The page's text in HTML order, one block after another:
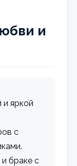
и
и яркой
с
браке с